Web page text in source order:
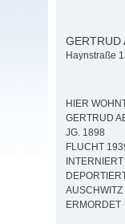
GERTRUD
Haynstraße
HIER
GERTRUD
JG. 1898
FLUCHT
AUSCHWITZ
ERMORDET